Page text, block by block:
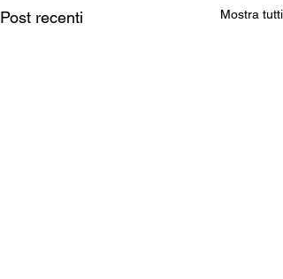
Post recenti Mostra tutti